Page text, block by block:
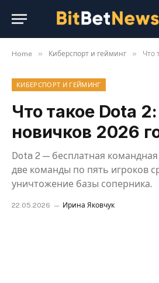
Home » Киберспорт и гейминг » Что
КИБЕРСПОРТ И ГЕЙМИНГ
Что такое Dota
новичков 2026
Dota 2 — бесплатная командная
две команды по пять игроков
уничтожение базы соперника.
22.05.2026 Ирина Яковчук